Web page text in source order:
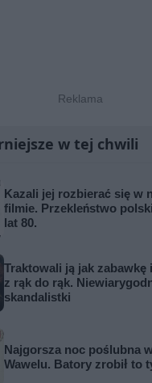
w tej chwili
Kazali jej rozbierać się w
filmie. Przekleństwo
lat 80.
Traktowali ją jak zabawkę
z rąk do rąk.
skandalistki
Najgorsza noc poślubna
Wawelu. Batory zrobił to